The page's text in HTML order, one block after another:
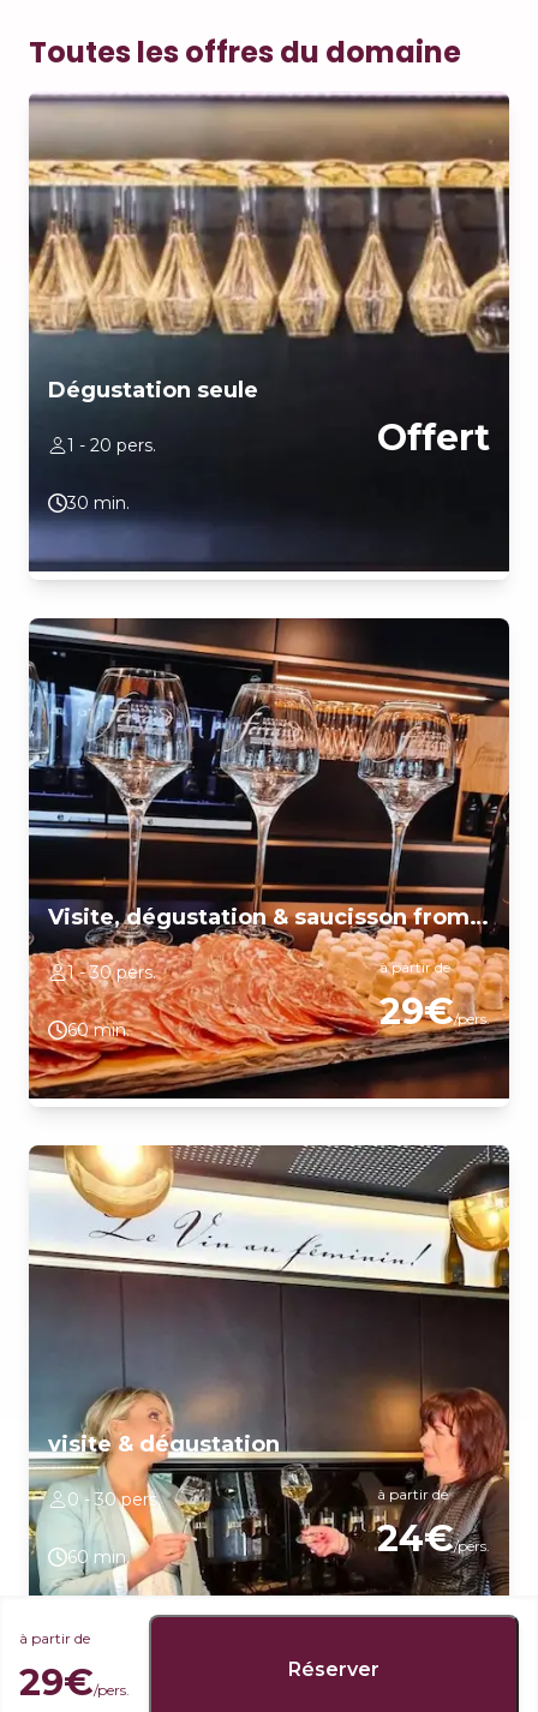
à partir de
29€/pers.
Réserver
Toutes les offres du domaine
Dégustation commentée de nos différentes appellations
1 - 20 pers.
30 min.
Offert
Dégustation seule
Dégustation de vins blancs de Bourgogne Chardonnay produits
par le domaine puis visite du caveau, de la cave à fut et de la
Accompagner de saucisson et fromage de la région.
1 - 30 pers.
60 min.
à partir de
29€/pers.
Visite, dégustation & saucisson fromage
par le domaine puis visite du caveau, de la cave à fut et de la
cuverie. Découverte et explications de la méthode de vinification
à la cave et au pressoir ainsi que du travail à la vigne.
0 - 30 pers.
60 min.
à partir de
24€/pers.
visite & dégustation